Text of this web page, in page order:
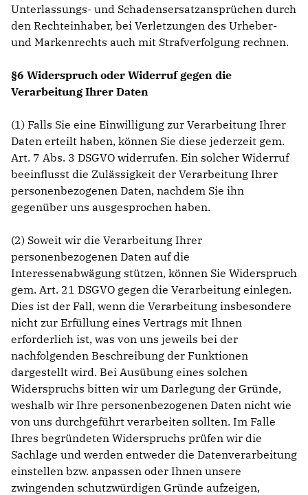
Unterlassungs- und Schadensersatzansprüchen durch
den Rechteinhaber, bei Verletzungen des Urheber-
und Markenrechts auch mit Strafverfolgung rechnen.
§6 Widerspruch oder Widerruf gegen die
Verarbeitung Ihrer Daten
(1) Falls Sie eine Einwilligung zur Verarbeitung Ihrer
Daten erteilt haben, können Sie diese jederzeit gem.
Art. 7 Abs. 3 DSGVO widerrufen. Ein solcher Widerruf
beeinflusst die Zulässigkeit der Verarbeitung Ihrer
personenbezogenen Daten, nachdem Sie ihn
gegenüber uns ausgesprochen haben.
(2) Soweit wir die Verarbeitung Ihrer
personenbezogenen Daten auf die
Interessenabwägung stützen, können Sie Widerspruch
gem. Art. 21 DSGVO gegen die Verarbeitung einlegen.
Dies ist der Fall, wenn die Verarbeitung insbesondere
nicht zur Erfüllung eines Vertrags mit Ihnen
erforderlich ist, was von uns jeweils bei der
nachfolgenden Beschreibung der Funktionen
dargestellt wird. Bei Ausübung eines solchen
Widerspruchs bitten wir um Darlegung der Gründe,
weshalb wir Ihre personenbezogenen Daten nicht wie
von uns durchgeführt verarbeiten sollten. Im Falle
Ihres begründeten Widerspruchs prüfen wir die
Sachlage und werden entweder die Datenverarbeitung
einstellen bzw. anpassen oder Ihnen unsere
zwingenden schutzwürdigen Gründe aufzeigen,